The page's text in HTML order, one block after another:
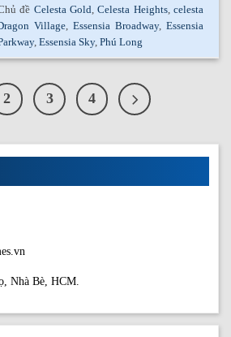
đề Celesta Gold,Celesta Heights, celesta
Village, Essensia Broadway, Essensia
,Essensia Sky,Phú Long
2 3 4
Nhà Bè, HCM.